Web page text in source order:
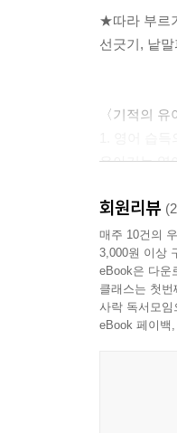
★따라 부르
선긋기, 낱
〈기적의
유아기는 영
2. 재미있는
색칠하기,
유아의 눈높
3. 홈스쿨링
회원리뷰
매주 10건의
3,000원 이상
eBook은 다운
클래스는 첫
사락 독서모
eBook 페이백